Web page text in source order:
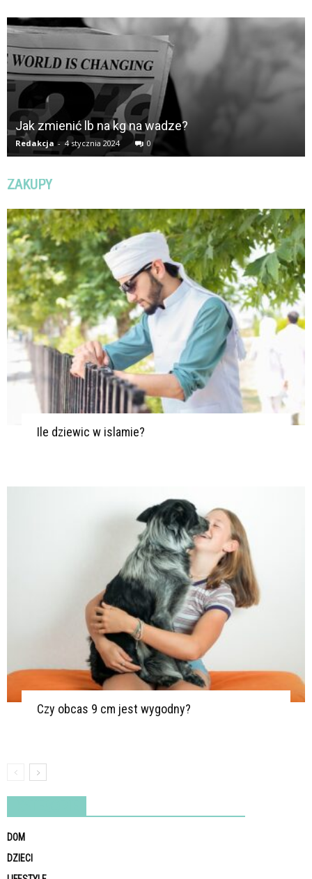
Jak zmienić lb na kg na wadze?
Redakcja - 4 stycznia 2024 0
ZAKUPY
Ile dziewic w islamie?
Czy obcas 9 cm jest wygodny?
DOM
DZIECI